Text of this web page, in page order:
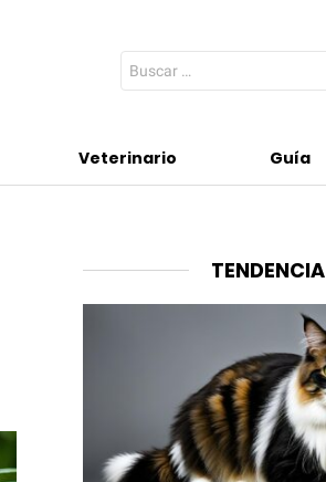
Search
for:
Veterinario Guía
TENDENCIA